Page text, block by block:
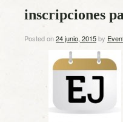
inscripciones
Posted on24 junio, 2015by